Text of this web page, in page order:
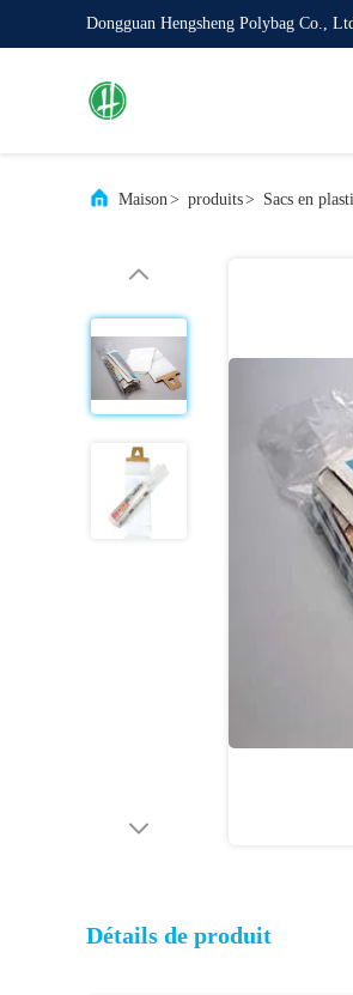
Dongguan Hengsheng Polybag Co.,
Maison> produits> Sacs en
Détails de produit